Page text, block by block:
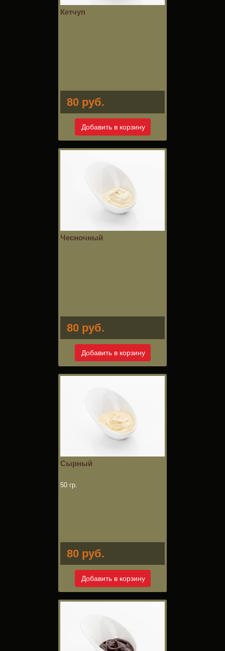
Кетчуп
80 руб.
Добавить в корзину
Чесночный
80 руб.
Добавить в корзину
Сырный
50 гр.
80 руб.
Добавить в корзину